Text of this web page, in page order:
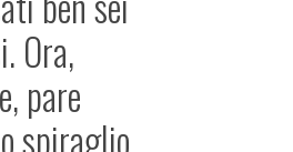
Ora,
pare
spiraglio